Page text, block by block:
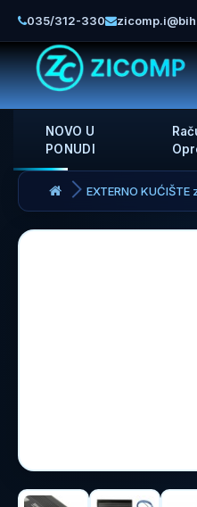
035/312-330
NOVO U
PONUDI
EXTERNO